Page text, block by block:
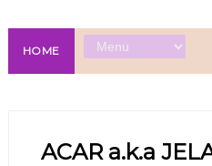
HOME
ACAR a.k.a